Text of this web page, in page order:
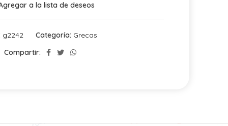
a la lista de deseos
g2242 Categoría: Grecas
Compartir: